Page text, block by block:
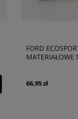
FORD
MATERIAŁOWE
66,95 zł